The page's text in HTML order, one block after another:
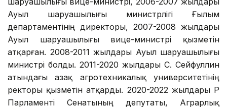
Ауыл шаруашылығы министрлігі Ғылым
департаментінің директоры, 2007-2008 жылдары
Ауыл шаруашылығы вице-министрі қызметін
атқарған. 2008-2011 жылдары Ауыл шаруашылығы
министрі болды. 2011-2020 жылдары С. Сейфуллин
атындағы Қазақ агротехникалық университетінің
ректоры қызметін атқарды. 2020-2022 жылдары ҚР
Парламенті Сенатының депутаты, Аграрлық